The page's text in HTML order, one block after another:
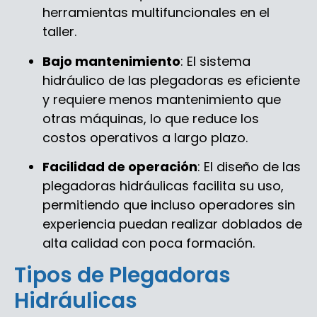
herramientas multifuncionales en el
taller.
Bajo mantenimiento: El sistema
hidráulico de las plegadoras es eficiente
y requiere menos mantenimiento que
otras máquinas, lo que reduce los
costos operativos a largo plazo.
Facilidad de operación: El diseño de las
plegadoras hidráulicas facilita su uso,
permitiendo que incluso operadores sin
experiencia puedan realizar doblados de
alta calidad con poca formación.
Tipos de Plegadoras
Hidráulicas